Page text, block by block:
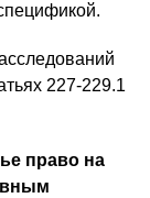
227-229.1
право на